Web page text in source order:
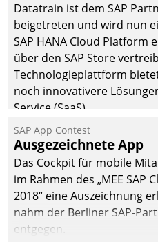
Datatrain ist dem SAP
beigetreten und wird nun
SAP HANA Cloud Platform
über den SAP Store
Technologieplattform
noch innovativere
Service (SaaS).
SAP App Contest
Ausgezeichnete App
Das Cockpit für mobile
im Rahmen des „MEE
2018“ eine Auszeichnung
nahm der Berliner SAP-
entgegen.